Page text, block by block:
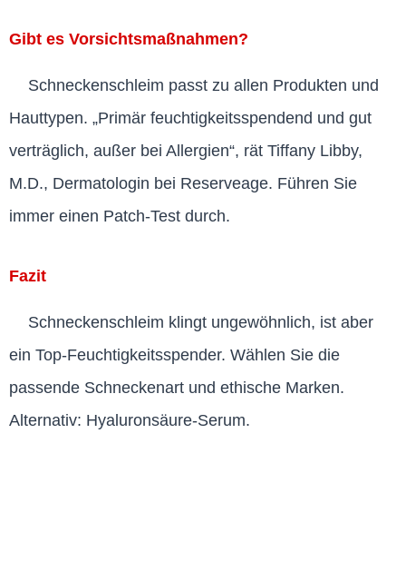
Gibt es Vorsichtsmaßnahmen?
Schneckenschleim passt zu allen Produkten und
Hauttypen. „Primär feuchtigkeitsspendend und gut
verträglich, außer bei Allergien“, rät Tiffany Libby,
M.D., Dermatologin bei Reserveage. Führen Sie
immer einen Patch-Test durch.
Fazit
Schneckenschleim klingt ungewöhnlich, ist aber
ein Top-Feuchtigkeitsspender. Wählen Sie die
passende Schneckenart und ethische Marken.
Alternativ: Hyaluronsäure-Serum.